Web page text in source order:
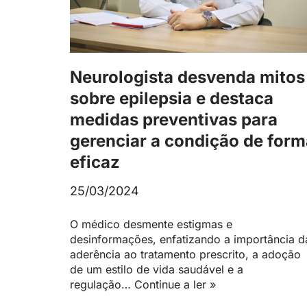
Neurologista desvenda mitos
sobre epilepsia e destaca
medidas preventivas para
gerenciar a condição de
eficaz
25/03/2024
O médico desmente estigmas e
desinformações, enfatizando a importância
aderência ao tratamento prescrito, a adoção
de um estilo de vida saudável e a
regulação… Continue a ler »